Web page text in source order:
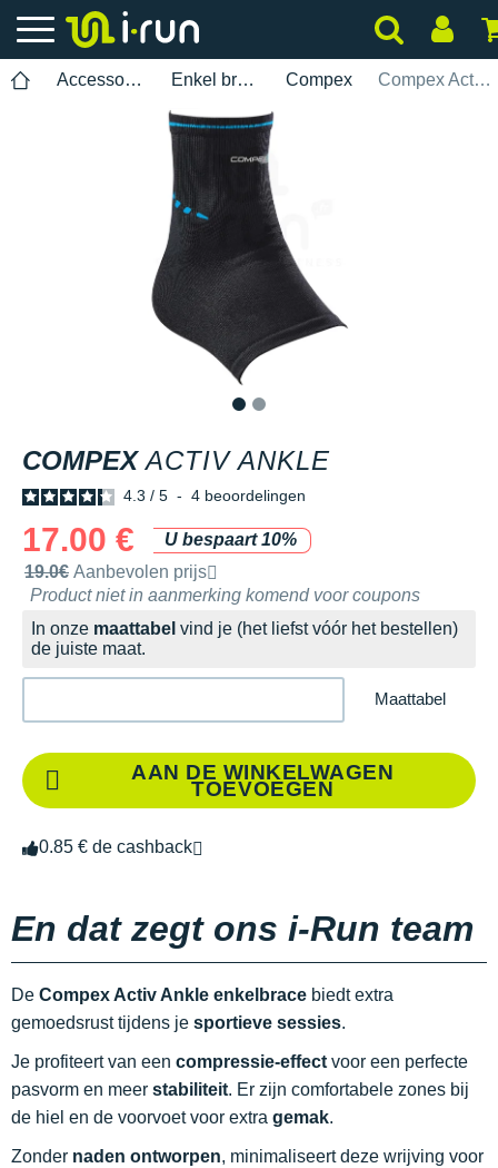
Accessoires Enkel brace Compex Compex Activ Ankle
COMPEX ACTIV ANKLE
4.3 / 5 - 4 beoordelingen
17.00 €
U bespaart 10%
Door het merk aanbevolen verkoopprijs
19.0€ Aanbevolen prijs
Product niet in aanmerking komend voor coupons
In onze maattabel vind je (het liefst vóór het bestellen)
de juiste maat.
Maattabel
AAN DE WINKELWAGEN
TOEVOEGEN
0.85 € de cashback
En dat zegt ons i-Run team
De Compex Activ Ankle enkelbrace biedt extra
gemoedsrust tijdens je sportieve sessies.
Je profiteert van een compressie-effect voor een perfecte
pasvorm en meer stabiliteit. Er zijn comfortabele zones bij
de hiel en de voorvoet voor extra gemak.
Zonder naden ontworpen, minimaliseert deze wrijving voor